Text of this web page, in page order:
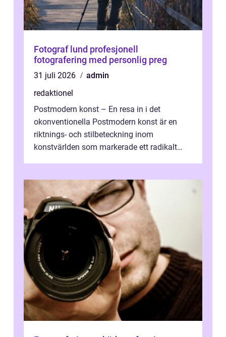
Fotograf lund profesjonell
fotografering med personlig preg
31 juli 2026
admin
redaktionel
Postmodern konst – En resa in i det
okonventionella Postmodern konst är en
riktnings- och stilbeteckning inom
konstvärlden som markerade ett radikalt